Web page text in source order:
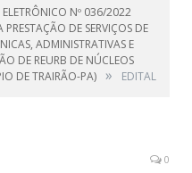
ELETRÔNICO Nº 036/2022
DE SERVIÇOS DE
ADMINISTRATIVAS E
DE REURB DE NÚCLEOS
DE TRAIRÃO-PA) » EDITAL
0